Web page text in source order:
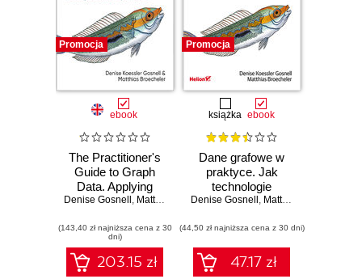
Promocja
ebook
The Practitioner's
Guide to Graph
Data. Applying
Graph Thinking
Technologies to
Solve Complex
Problems
Denise Gosnell , Matthias Broecheler
(143,40 zł najniższa cena z 30
dni)
203.15 zł
Promocja
książka ebook
Dane grafowe w
praktyce. Jak
technologie
grafowe ułatwiają
złożonych
problemów
Denise Gosnell , Matthias Broecheler
(44,50 zł najniższa cena z 30 dni)
47.17 zł